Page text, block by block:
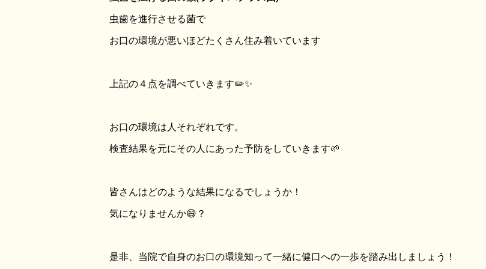
虫歯を進行させる菌で
お口の環境が悪いほどたくさん住み着いています
上記の４点を調べていきます✏️✨
お口の環境は人それぞれです。
検査結果を元にその人にあった予防をしていきます🌱
皆さんはどのような結果になるでしょうか！
気になりませんか😄？
是非、当院で自身のお口の環境知って一緒に健口への一歩を踏み出しましょう！